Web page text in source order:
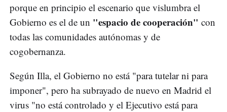
porque en principio el escenario que vislumbra el
Gobierno es el de un "espacio de cooperación" con
todas las comunidades autónomas y de
cogobernanza.
Según Illa, el Gobierno no está "para tutelar ni para
imponer", pero ha subrayado de nuevo en Madrid el
virus "no está controlado y el Ejecutivo está para